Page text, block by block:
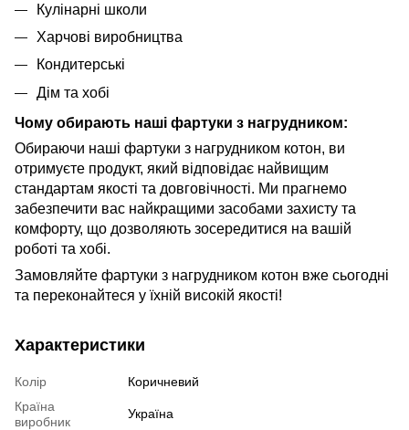
Кулінарні школи
Харчові виробництва
Кондитерські
Дім та хобі
Чому обирають наші фартуки з нагрудником:
Обираючи наші фартуки з нагрудником котон, ви
отримуєте продукт, який відповідає найвищим
стандартам якості та довговічності. Ми прагнемо
забезпечити вас найкращими засобами захисту та
комфорту, що дозволяють зосередитися на вашій
роботі та хобі.
Замовляйте фартуки з нагрудником котон вже сьогодні
та переконайтеся у їхній високій якості!
Характеристики
Колір
Коричневий
Країна
виробник
Україна